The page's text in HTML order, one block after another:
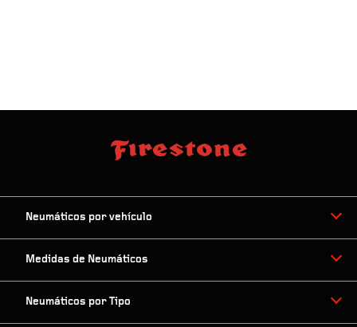
Neumáticos por vehículo
Medidas de Neumáticos
Neumáticos por Tipo